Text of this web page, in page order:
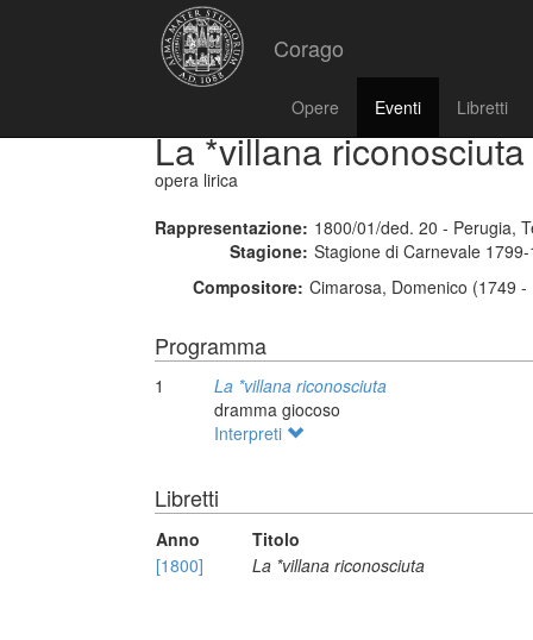
Corago
Opere Eventi Libretti
La *villana riconosciuta
opera lirica
Rappresentazione: 1800/01/ded. 20 - Perugia,
Stagione: Stagione di Carnevale
Compositore: Cimarosa, Domenico (1749
Programma
1
La *villana riconosciuta
dramma giocoso
Interpreti
Libretti
Anno
Titolo
[1800]
La *villana riconosciuta